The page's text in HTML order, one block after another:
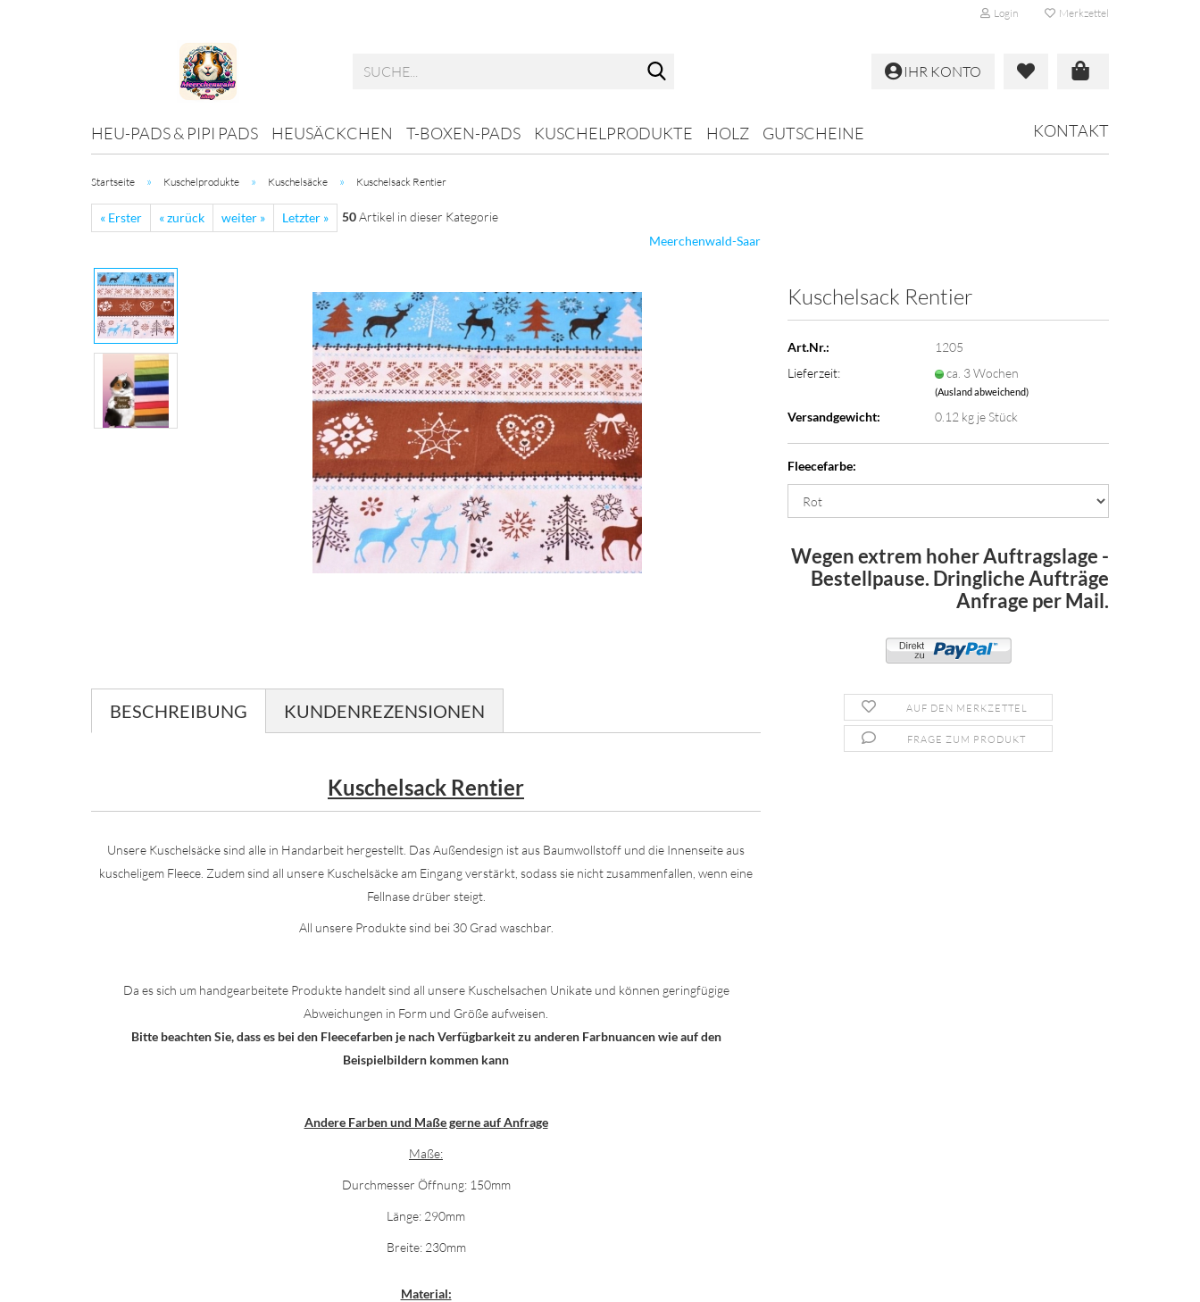
Login Merkzettel
IHR KONTO
HEU-PADS & PIPI PADS HEUSÄCKCHEN T-BOXEN-PADS KUSCHELPRODUKTE HOLZ GUTSCHEINE KONTAKT
Startseite » Kuschelprodukte » Kuschelsäcke » Kuschelsack Rentier
« Erster « zurück weiter » Letzter » 50Artikel in dieser Kategorie
Meerchenwald-Saar
Kuschelsack Rentier
Art.Nr.:
1205
Lieferzeit:
ca. 3 Wochen
(Ausland abweichend)
Versandgewicht: 0.12 kg je Stück
Fleecefarbe:
Wegen extrem hoher Auftragslage -
Bestellpause. Dringliche Aufträge
Anfrage per Mail.
AUF DEN MERKZETTEL
FRAGE ZUM PRODUKT
BESCHREIBUNG KUNDENREZENSIONEN
Kuschelsack Rentier
Unsere Kuschelsäcke sind alle in Handarbeit hergestellt. Das Außendesign ist aus Baumwollstoff und die Innenseite aus
kuscheligem Fleece. Zudem sind all unsere Kuschelsäcke am Eingang verstärkt, sodass sie nicht zusammenfallen, wenn eine
Fellnase drüber steigt.
All unsere Produkte sind bei 30 Grad waschbar.
Da es sich um handgearbeitete Produkte handelt sind all unsere Kuschelsachen Unikate und können geringfügige
Abweichungen in Form und Größe aufweisen.
Bitte beachten Sie, dass es bei den Fleecefarben je nach Verfügbarkeit zu anderen Farbnuancen wie auf den
Beispielbildern kommen kann
Andere Farben und Maße gerne auf Anfrage
Maße:
Durchmesser Öffnung: 150mm
Länge: 290mm
Breite: 230mm
Material: